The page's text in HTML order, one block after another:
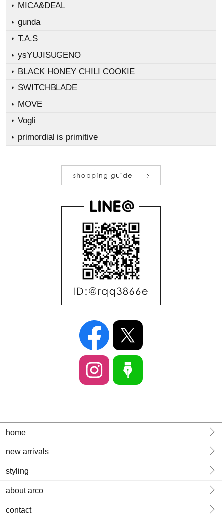
MICA&DEAL
gunda
T.A.S
ysYUJISUGENO
BLACK HONEY CHILI COOKIE
SWITCHBLADE
MOVE
Vogli
primordial is primitive
home
new arrivals
styling
about arco
contact